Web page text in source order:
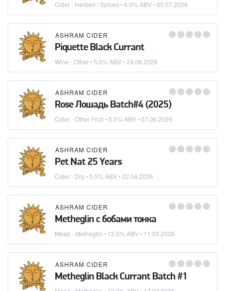
Cider - Herbed / Spiced • 6.0% ABV •05.07.2026
ASHRAM CIDER
Piquette Black Currant
Wine - Other• 5.0% ABV •24.06.2026
ASHRAM CIDER
Rose Лошадь Batch#4 (2025)
Cider - Other Fruit• 5.0% ABV •07.06.2026
ASHRAM CIDER
Pet Nat 25 Years
Cider - Dry• 5.5% ABV •22.04.2026
ASHRAM CIDER
Metheglin с бобами тонка
Mead - Metheglin • 13.0% ABV • 11.03.2026
ASHRAM CIDER
Metheglin Black Currant Batch #1